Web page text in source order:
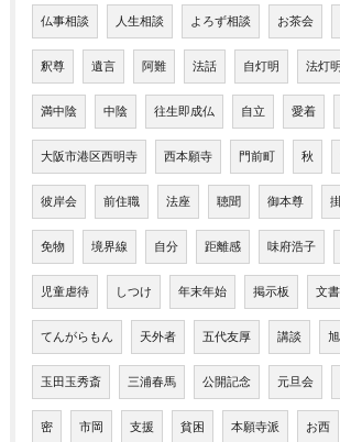
仏事相談 人生相談 よろず相談 お茶会
釈尊 遺言 阿難 法話 自灯明 法灯明
満中陰 中陰 往生即成仏 自立 愛着
大阪市港区西明寺 西本願寺 門前町 秋
彼岸会 前住職 法座 聴聞 御本尊
免物 境界線 自分 距離感 味府浩子
児童虐待 しつけ 年末年始 掲示板 文
てんがらもん 天外者 五代友厚 講談
玉田玉秀斎 三浦春馬 公開記念 元旦会
密 市岡 支援 貧困 本願寺派 お西